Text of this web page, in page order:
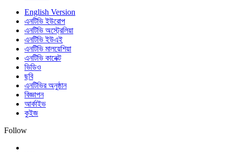
English Version
এনটিভি ইউরোপ
এনটিভি অস্ট্রেলিয়া
এনটিভি ইউএই
এনটিভি মালয়েশিয়া
এনটিভি কানেক্ট
ভিডিও
ছবি
এনটিভির অনুষ্ঠান
বিজ্ঞাপন
আর্কাইভ
কুইজ
Follow